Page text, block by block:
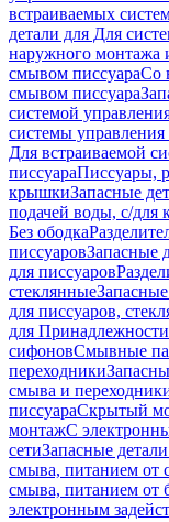
встраиваемых
детали для Для
наружного монтажа
смывом писсуараСо
смывом писсуара
системой
системы
Для встраиваемой
писсуараПиссуары,
крышкиЗапасные
подачей воды, с/для
Без ободка
писсуаровЗапасные
для писсуаров
стеклянные
для писсуаров,
для Принадлежности
сифоновСмывные
переходники
смыва и
писсуараСкрытый
монтажС
сетиЗапасные
смыва, питанием от
смыва, питанием от
электронным